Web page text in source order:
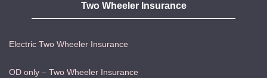
Two Wheeler Insurance
Electric Two Wheeler Insurance
OD only – Two Wheeler Insurance